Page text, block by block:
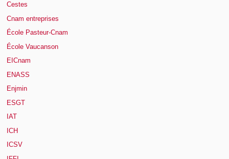
Cestes
Cnam entreprises
École Pasteur-Cnam
École Vaucanson
EICnam
ENASS
Enjmin
ESGT
IAT
ICH
ICSV